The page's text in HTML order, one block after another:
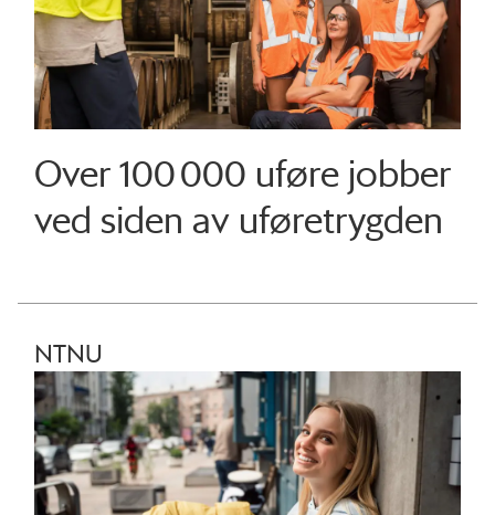
Over 100 000 uføre jobber
ved siden av uføretrygden
NTNU